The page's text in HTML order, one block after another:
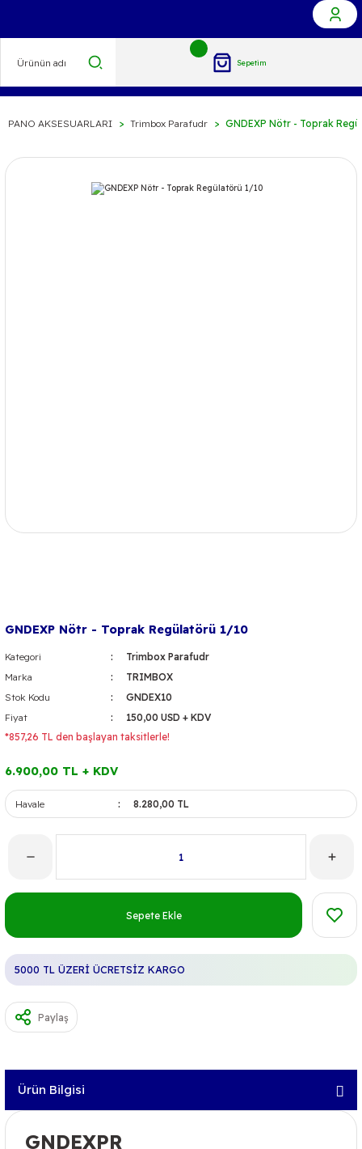
Sepetim
PANO AKSESUARLARI Trimbox Parafudr GNDEXP Nötr - Toprak
GNDEXP Nötr - Toprak Regülatörü 1/10
Kategori
Trimbox Parafudr
Marka
TRIMBOX
Stok Kodu
GNDEX10
Fiyat
150,00 USD + KDV
*857,26 TL den başlayan taksitlerle!
6.900,00 TL + KDV
Havale 8.280,00 TL
Sepete Ekle
5000 TL ÜZERİ ÜCRETSİZ KARGO
Paylaş
Ürün Bilgisi
GNDEXPR